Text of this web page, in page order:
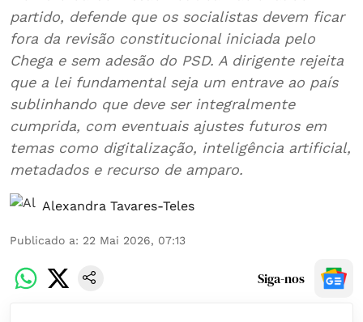
partido, defende que os socialistas devem ficar
fora da revisão constitucional iniciada pelo
Chega e sem adesão do PSD. A dirigente rejeita
que a lei fundamental seja um entrave ao país
sublinhando que deve ser integralmente
cumprida, com eventuais ajustes futuros em
temas como digitalização, inteligência artificial,
metadados e recurso de amparo.
Alexandra Tavares-Teles
Publicado a: 22 Mai 2026, 07:13
Siga-nos